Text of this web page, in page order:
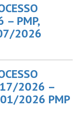
– PMP,
07/2026
2026 –
01/2026 PMP